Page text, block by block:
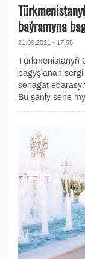
baýramyna
21.09.2021 - 17:55
Türkmenistanyň
bagyşlanan
senagat
Bu şanly sene